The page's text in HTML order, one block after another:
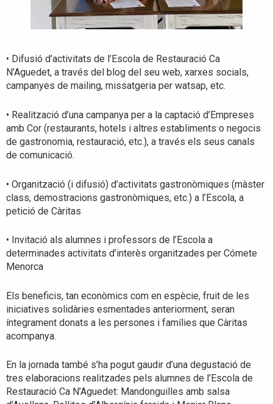
• Difusió d’activitats de l’Escola de Restauració Ca
N’Aguedet, a través del blog del seu web, xarxes socials,
campanyes de mailing, missatgeria per watsap, etc.
• Realització d’una campanya per a la captació d’Empreses
amb Cor (restaurants, hotels i altres establiments o negocis
de gastronomia, restauració, etc.), a través els seus canals
de comunicació.
• Organització (i difusió) d’activitats gastronòmiques (màster
class, demostracions gastronòmiques, etc.) a l’Escola, a
petició de Càritas
• Invitació als alumnes i professors de l’Escola a
determinades activitats d’interès organitzades per Cómete
Menorca
Els beneficis, tan econòmics com en espècie, fruit de les
iniciatives solidàries esmentades anteriorment, seran
íntegrament donats a les persones i famílies que Càritas
acompanya.
En la jornada també s’ha pogut gaudir d’una degustació de
tres elaboracions realitzades pels alumnes de l’Escola de
Restauració Ca N’Aguedet: Mandonguilles amb salsa